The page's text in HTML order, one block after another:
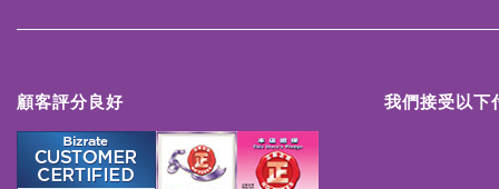
顧客評分良好 我們接受以下